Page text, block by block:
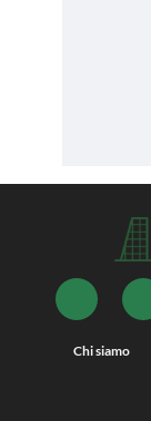
Chi siamo